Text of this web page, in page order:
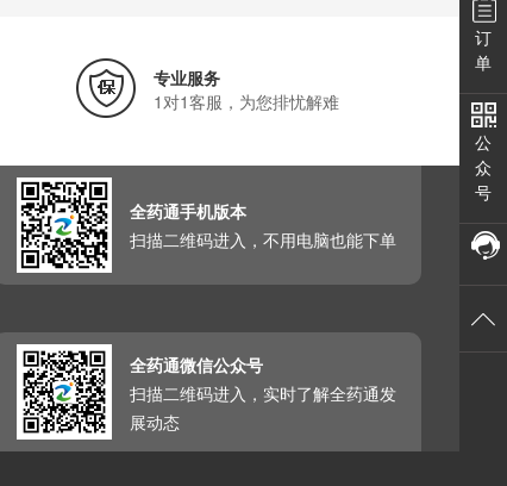
订
单
公
众
号
专业服务
1对1客服，为您排忧解难
全药通手机版本
扫描二维码进入，不用电脑也能下单
全药通微信公众号
扫描二维码进入，实时了解全药通发
展动态